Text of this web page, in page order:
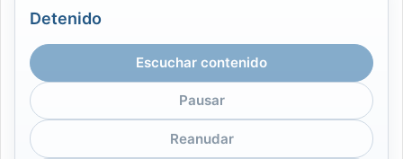
Detenido
Escuchar contenido
Pausar
Reanudar